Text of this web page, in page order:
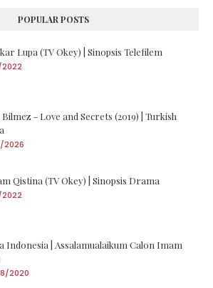
POPULAR POSTS
Lupa (TV Okey) | Sinopsis Telefilem
2022
- Love and Secrets (2019) | Turkish
2026
Qistina (TV Okey) | Sinopsis Drama
2022
Indonesia | Assalamualaikum Calon Imam
2020